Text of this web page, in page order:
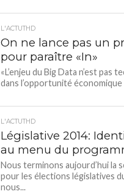
L'ACTUTHD
On ne lance pas un
pour paraître «In»
«L’enjeu du Big Data n’est
dans l’opportunité
L'ACTUTHD
Législative 2014:
au menu du
Nous terminons aujourd’hui la
pour les élections législatives
nous...